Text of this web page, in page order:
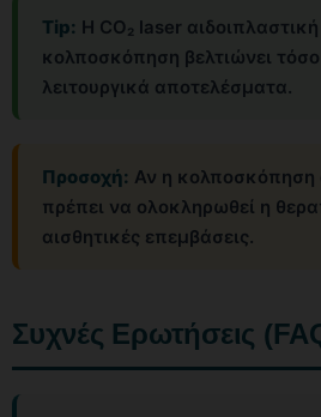
Tip: Η CO₂ laser
κολποσκόπηση βελτιώνει
λειτουργικά αποτελέσματα.
Προσοχή: Αν η κολποσκόπηση
πρέπει να ολοκληρωθεί η
αισθητικές επεμβάσεις.
Συχνές Ερωτήσεις